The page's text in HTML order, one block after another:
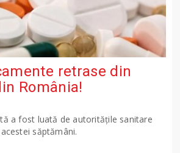
retrase din
România!
a fost luată de autoritățile sanitare
săptămâni.